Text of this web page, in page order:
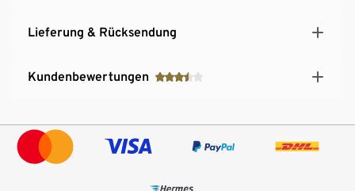
Lieferung & Rücksendung
Kundenbewertungen